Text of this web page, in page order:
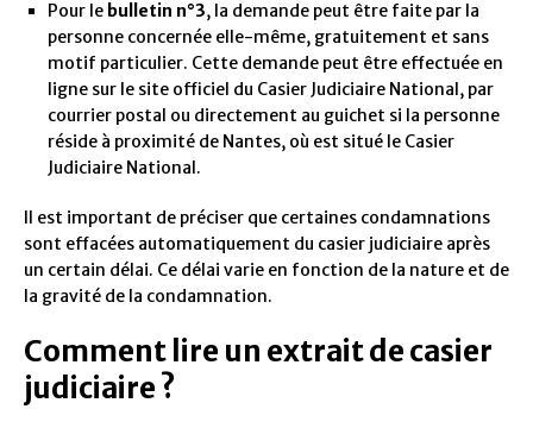
Pour le bulletin n°3, la demande peut être faite par la
personne concernée elle-même, gratuitement et sans
motif particulier. Cette demande peut être effectuée en
ligne sur le site officiel du Casier Judiciaire National, par
courrier postal ou directement au guichet si la personne
réside à proximité de Nantes, où est situé le Casier
Judiciaire National.
Il est important de préciser que certaines condamnations
sont effacées automatiquement du casier judiciaire après
un certain délai. Ce délai varie en fonction de la nature et de
la gravité de la condamnation.
Comment lire un extrait de casier
judiciaire ?